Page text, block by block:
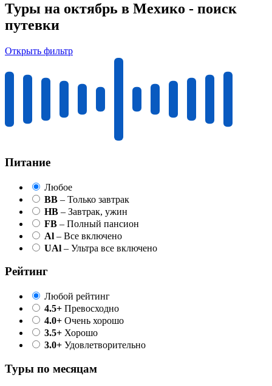
Туры на октябрь в Мехико - поиск
путевки
Открыть фильтр
Питание
Любое
BB – Только завтрак
HB – Завтрак, ужин
FB – Полный пансион
Al – Все включено
UAl – Ультра все включено
Рейтинг
Любой рейтинг
4.5+ Превосходно
4.0+ Очень хорошо
3.5+ Хорошо
3.0+ Удовлетворительно
Туры по месяцам